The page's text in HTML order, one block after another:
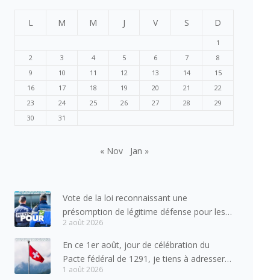
L M M J V S D
1
2
3 4 5 6 7
8
9
10 11 12 13 14
15
16
17 18 19 20 21
22
23
24 25 26 27 28
29
30
31
« Nov Jan »
Vote de la loi reconnaissant une
présomption de légitime défense pour les
forces de l’ordre
2 août 2026
En ce 1er août, jour de célébration du
Pacte fédéral de 1291, je tiens à adresser
mes meilleures salutations à nos voisins et
1 août 2026